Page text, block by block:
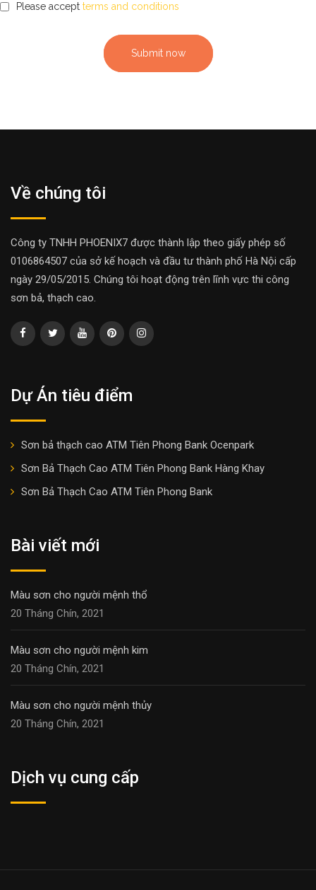
Please accept terms and conditions
Submit now
Về chúng tôi
Công ty TNHH PHOENIX7 được thành lập theo giấy phép số
0106864507 của sở kế hoạch và đầu tư thành phố Hà Nội cấp
ngày 29/05/2015. Chúng tôi hoạt động trên lĩnh vực thi công
sơn bả, thạch cao.
Dự Án tiêu điểm
Sơn bả thạch cao ATM Tiên Phong Bank Ocenpark
Sơn Bả Thạch Cao ATM Tiên Phong Bank Hàng Khay
Sơn Bả Thạch Cao ATM Tiên Phong Bank
Bài viết mới
Màu sơn cho người mệnh thổ
20 Tháng Chín, 2021
Màu sơn cho người mệnh kim
20 Tháng Chín, 2021
Màu sơn cho người mệnh thủy
20 Tháng Chín, 2021
Dịch vụ cung cấp